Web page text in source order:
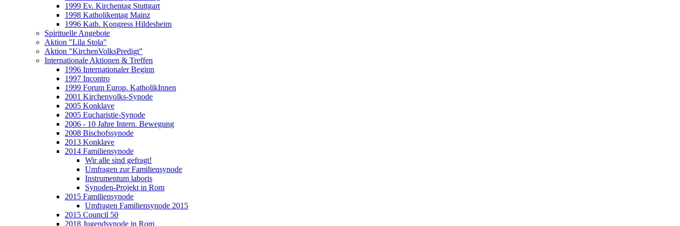
1999 Ev. Kirchentag Stuttgart
1998 Katholikentag Mainz
1996 Kath. Kongress Hildesheim
Spirituelle Angebote
Aktion "Lila Stola"
Aktion "KirchenVolksPredigt"
Internationale Aktionen & Treffen
1996 Internationaler Beginn
1997 Incontro
1999 Forum Europ. KatholikInnen
2001 Kirchenvolks-Synode
2005 Konklave
2005 Eucharistie-Synode
2006 - 10 Jahre Intern. Bewegung
2008 Bischofssynode
2013 Konklave
2014 Familiensynode
Wir alle sind gefragt!
Umfragen zur Familiensynode
Instrumentum laboris
Synoden-Projekt in Rom
2015 Familiensynode
Umfragen Familiensynode 2015
2015 Council 50
2018 Jugendsynode in Rom